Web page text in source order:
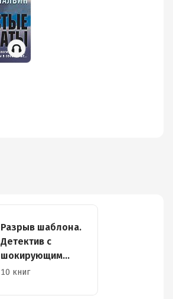
Разрыв шаблона.
Детектив с
шокирующим
финалом
10 книг